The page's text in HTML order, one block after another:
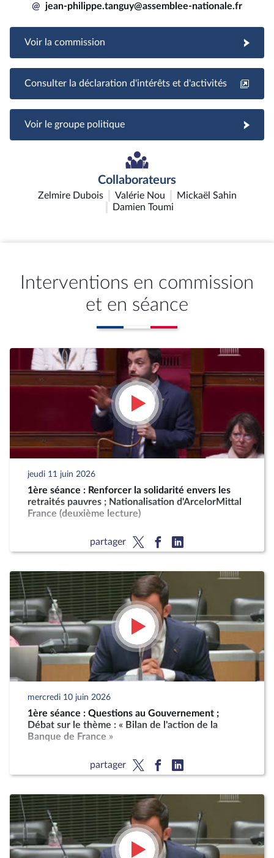
@ jean-philippe.tanguy@assemblee-nationale.fr
Voir la commission
Consulter la déclaration d'intérêts et d'activités
Voir le groupe politique
Collaborateurs
Zelmire Dubois Valérie Nou
Mickaël Sahin
Damien Toumi
Interventions en commission
et en séance
jeudi 11 juin 2026
1ère séance : Renforcer la solidarité envers les
retraités pauvres ; Nationalisation d'ArcelorMittal
France (deuxième lecture)
partager
mercredi 10 juin 2026
1ère séance : Questions au Gouvernement ;
Débat sur le thème : « Bilan de l'action de la
Banque de France »
partager